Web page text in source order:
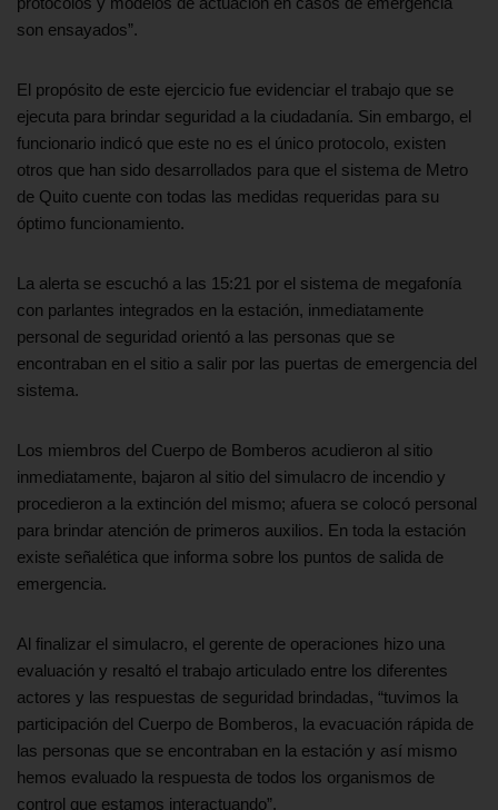
son ensayados”.
El propósito de este ejercicio fue evidenciar el trabajo que se
ejecuta para brindar seguridad a la ciudadanía. Sin embargo, el
funcionario indicó que este no es el único protocolo, existen
otros que han sido desarrollados para que el sistema de Metro
de Quito cuente con todas las medidas requeridas para su
óptimo funcionamiento.
La alerta se escuchó a las 15:21 por el sistema de megafonía
con parlantes integrados en la estación, inmediatamente
personal de seguridad orientó a las personas que se
encontraban en el sitio a salir por las puertas de emergencia del
sistema.
Los miembros del Cuerpo de Bomberos acudieron al sitio
inmediatamente, bajaron al sitio del simulacro de incendio y
procedieron a la extinción del mismo; afuera se colocó personal
para brindar atención de primeros auxilios. En toda la estación
existe señalética que informa sobre los puntos de salida de
emergencia.
Al finalizar el simulacro, el gerente de operaciones hizo una
evaluación y resaltó el trabajo articulado entre los diferentes
actores y las respuestas de seguridad brindadas, “tuvimos la
participación del Cuerpo de Bomberos, la evacuación rápida de
las personas que se encontraban en la estación y así mismo
hemos evaluado la respuesta de todos los organismos de
control que estamos interactuando”.